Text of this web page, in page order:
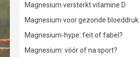
Magnesium versterkt vitamine D
Magnesium voor gezonde bloeddruk
Magnesium-hype: feit of fabel?
Magnesium: vóór of na sport?